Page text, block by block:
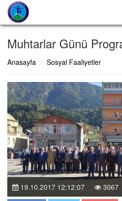
Muhtarlar Günü
Anasayfa Sosyal Faaliyetler
19.10.2017 12:12:07
3067